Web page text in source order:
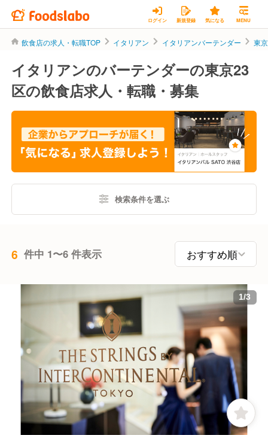
ログイン 新規登録 気になる MENU
飲食店の求人・転職TOP イタリアン イタリアンバーテンダー 東
イタリアンのバーテンダーの東京23
区の飲食店求人・転職・募集
検索条件を選ぶ
6 件中 1〜6 件表示
1/3